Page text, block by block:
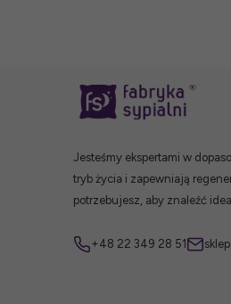
Jesteśmy ekspertami w
tryb życia i zapewniają
potrzebujesz, aby znaleźć
+48 22 349 28 51